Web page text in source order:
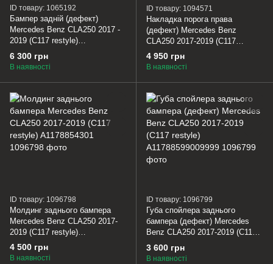
ID товару: 1065192
Бампер задній (дефект)
Mercedes Benz CLA250 2017 -
2019 (C117 restyle)
A11788003409999
6 300 грн
В наявності
ID товару: 1094571
Накладка порога права
(дефект) Mercedes Benz
CLA250 2017-2019 (C117
restyle) A1766980154
4 950 грн
В наявності
ID товару: 1096798
Молдинг заднього бампера
Mercedes Benz CLA250 2017-
2019 (C117 restyle)
A1178854301
4 500 грн
В наявності
ID товару: 1096799
Губа спойлера заднього
бампера (дефект) Mercedes
Benz CLA250 2017-2019 (C117
restyle) A11788599009999
3 600 грн
В наявності